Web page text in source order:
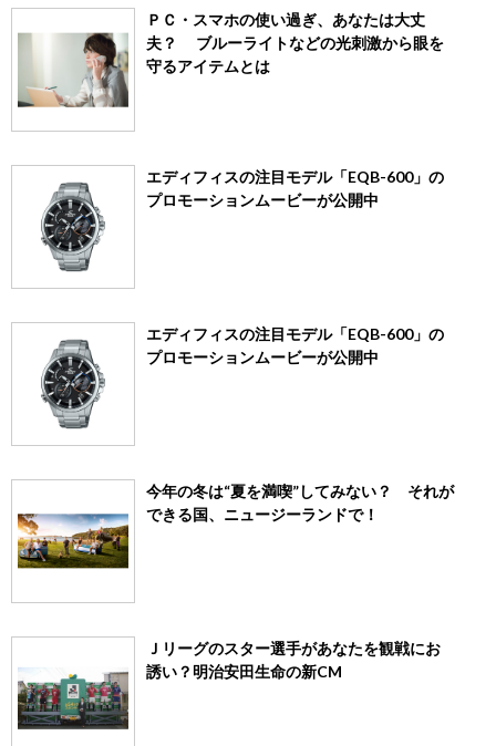
ＰＣ・スマホの使い過ぎ、あなたは大丈
夫？ ブルーライトなどの光刺激から眼を
守るアイテムとは
エディフィスの注目モデル「EQB-600」の
プロモーションムービーが公開中
エディフィスの注目モデル「EQB-600」の
プロモーションムービーが公開中
今年の冬は“夏を満喫”してみない？ それが
できる国、ニュージーランドで！
Ｊリーグのスター選手があなたを観戦にお
誘い？明治安田生命の新CM